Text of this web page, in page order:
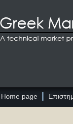
Home page